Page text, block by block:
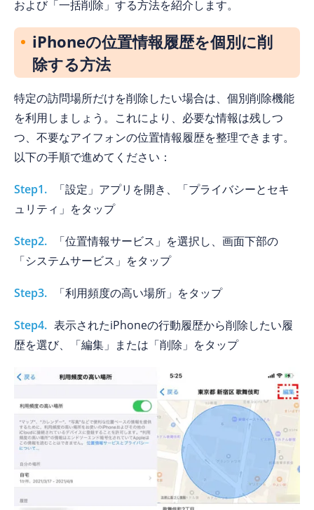
および「一括削除」する方法を紹介します。
iPhoneの位置情報履歴を個別に削
除する方法
特定の訪問場所だけを削除したい場合は、個別削除機能
を利用しましょう。これにより、必要な情報は残しつ
つ、不要なアイフォンの位置情報履歴を整理できます。
以下の手順で進めてください：
Step1.
「設定」アプリを開き、「プライバシーとセキ
ュリティ」をタップ
Step2.
「位置情報サービス」を選択し、画面下部の
「システムサービス」をタップ
Step3. 「利用頻度の高い場所」をタップ
Step4. 表示されたiPhoneの行動履歴から削除したい履
歴を選び、「編集」または「削除」をタップ